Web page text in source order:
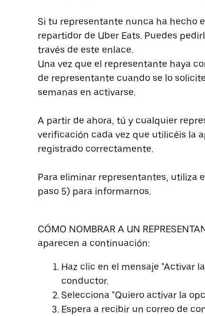
Si tu representante nunca ha hecho
repartidor de Uber Eats. Puedes
través de este enlace.
Una vez que el representante haya
de representante cuando se lo
semanas en activarse.
A partir de ahora, tú y cualquier
verificación cada vez que utilicéis la
registrado correctamente.
Para eliminar representantes, utiliza
paso 5) para informarnos.
CÓMO NOMBRAR A UN
aparecen a continuación:
Haz clic en el mensaje "Activar
conductor.
Selecciona "Quiero activar la
Espera a recibir un correo de